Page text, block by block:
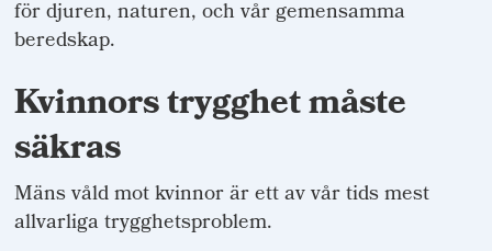
för djuren, naturen, och vår gemensamma
beredskap.
Kvinnors trygghet måste
säkras
Mäns våld mot kvinnor är ett av vår tids mest
allvarliga trygghetsproblem.